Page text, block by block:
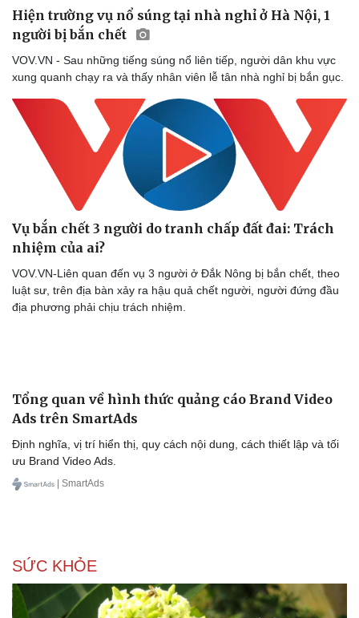
Văn học
Âm nhạc
Di sản
Hiện trường vụ nổ súng tại nhà nghỉ ở Hà Nội, 1
người bị bắn chết
VOV.VN - Sau những tiếng súng nổ liên tiếp, người dân khu vực
xung quanh chạy ra và thấy nhân viên lễ tân nhà nghỉ bị bắn gục.
Vụ bắn chết 3 người do tranh chấp đất đai: Trách
nhiệm của ai?
VOV.VN-Liên quan đến vụ 3 người ở Đắk Nông bị bắn chết, theo
luật sư, trên địa bàn xảy ra hậu quả chết người, người đứng đầu
địa phương phải chịu trách nhiệm.
Tổng quan về hình thức quảng cáo Brand Video
Ads trên SmartAds